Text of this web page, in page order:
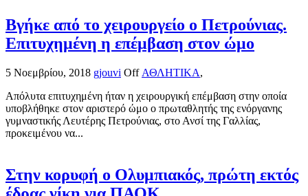
Βγήκε από το χειρουργείο ο Πετρούνιας.
Επιτυχημένη η επέμβαση στον ώμο
5 Νοεμβρίου, 2018 gjouvi Off ΑΘΛΗΤΙΚΑ,
Απόλυτα επιτυχημένη ήταν η χειρουργική επέμβαση στην οποία
υποβλήθηκε στον αριστερό ώμο ο πρωταθλητής της ενόργανης
γυμναστικής Λευτέρης Πετρούνιας, στο Ανσί της Γαλλίας,
προκειμένου να...
Στην κορυφή ο Ολυμπιακός, πρώτη εκτός